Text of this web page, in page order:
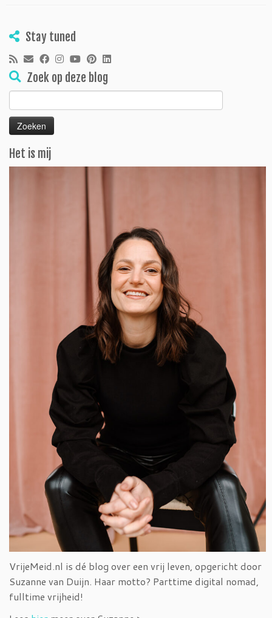
Stay tuned
Zoek op deze blog
Zoeken
naar:
Het is mij
VrijeMeid.nl is dé blog over een vrij leven, opgericht door
Suzanne van Duijn. Haar motto? Parttime digital nomad,
fulltime vrijheid!